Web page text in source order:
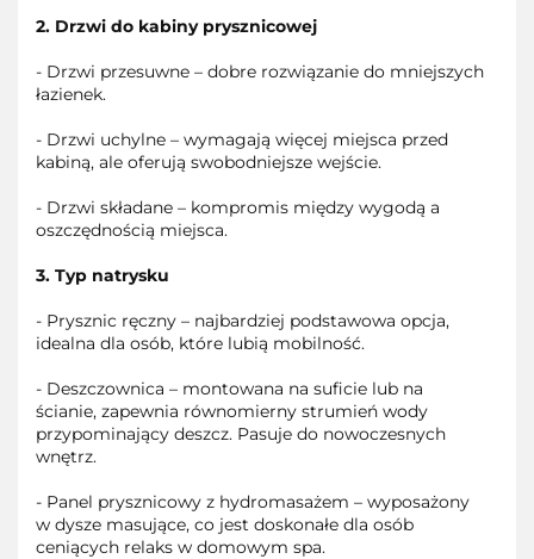
2. Drzwi do kabiny prysznicowej
- Drzwi przesuwne – dobre rozwiązanie do mniejszych
łazienek.
- Drzwi uchylne – wymagają więcej miejsca przed
kabiną, ale oferują swobodniejsze wejście.
- Drzwi składane – kompromis między wygodą a
oszczędnością miejsca.
3. Typ natrysku
- Prysznic ręczny – najbardziej podstawowa opcja,
idealna dla osób, które lubią mobilność.
- Deszczownica – montowana na suficie lub na
ścianie, zapewnia równomierny strumień wody
przypominający deszcz. Pasuje do nowoczesnych
wnętrz.
- Panel prysznicowy z hydromasażem – wyposażony
w dysze masujące, co jest doskonałe dla osób
ceniących relaks w domowym spa.